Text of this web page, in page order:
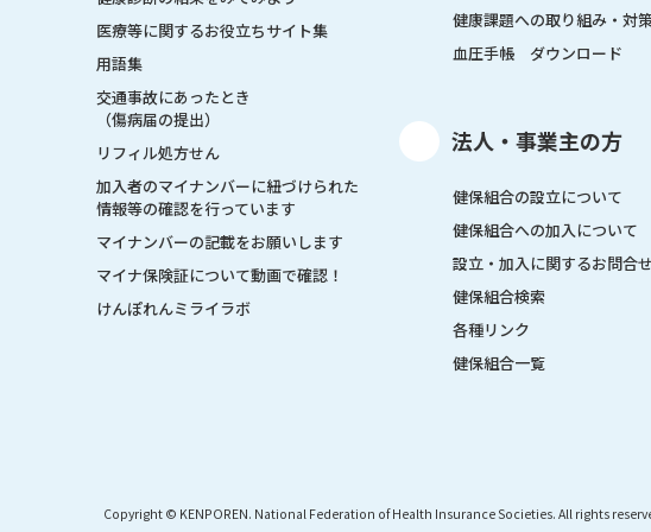
医療等に関するお役立ちサイト集
用語集
交通事故にあったとき
（傷病届の提出）
リフィル処方せん
加入者のマイナンバーに紐づけられた
情報等の確認を行っています
マイナンバーの記載をお願いします
マイナ保険証について動画で確認！
けんぽれんミライラボ
健康課題への取り組み・対
血圧手帳 ダウンロード
法人・事業主の方
健保組合の設立について
健保組合への加入について
設立・加入に関するお問合
健保組合検索
各種リンク
健保組合一覧
Copyright © KENPOREN. National Federation of Health Insurance Societies. All rights